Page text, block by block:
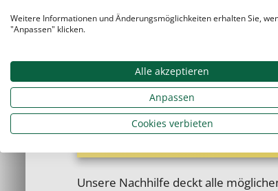
Schülerinnen und Schüler sowohl
praktische Fertigkeiten
Prüfungsvorbereitung an.
Vorbereitung auf
Unsere Nachhilfe deckt alle
Weitere Informationen und Änderungsmöglichkeiten erhalten Sie,
"Anpassen" klicken.
Alle akzeptieren
Anpassen
Cookies verbieten